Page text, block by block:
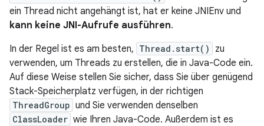
ein Thread nicht angehängt ist, hat er keine JNIEnv und
kann keine JNI-Aufrufe ausführen.
In der Regel ist es am besten, Thread.start()
zu
verwenden, um Threads zu erstellen, die in Java-Code ein.
Auf diese Weise stellen Sie sicher, dass Sie über genügend
Stack-Speicherplatz verfügen, in der richtigen
ThreadGroup und Sie verwenden denselben
ClassLoader wie Ihren Java-Code. Außerdem ist es